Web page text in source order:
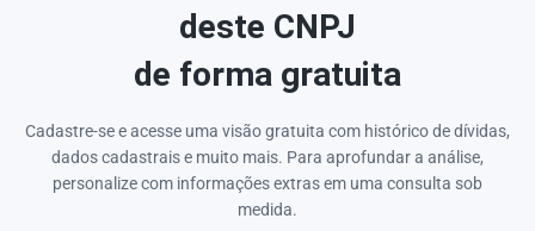
deste CNPJ
de forma gratuita
Cadastre-se e acesse uma visão gratuita com histórico de dívidas,
dados cadastrais e muito mais. Para aprofundar a análise,
personalize com informações extras em uma consulta sob
medida.